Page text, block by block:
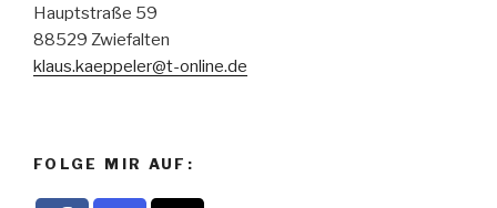
Hauptstraße 59
88529 Zwiefalten
klaus.kaeppeler@t-online.de
FOLGE MIR AUF: